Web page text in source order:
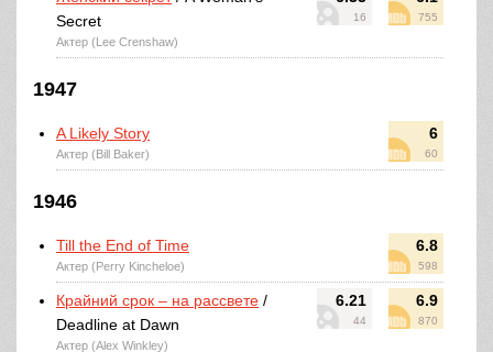
16 755
Secret
Актер (Lee Crenshaw)
1947
6
60
A Likely Story
Актер (Bill Baker)
1946
6.8
598
Till the End of Time
Актер (Perry Kincheloe)
6.21
44
6.9
870
Крайний срок – на рассвете /
Deadline at Dawn
Актер (Alex Winkley)